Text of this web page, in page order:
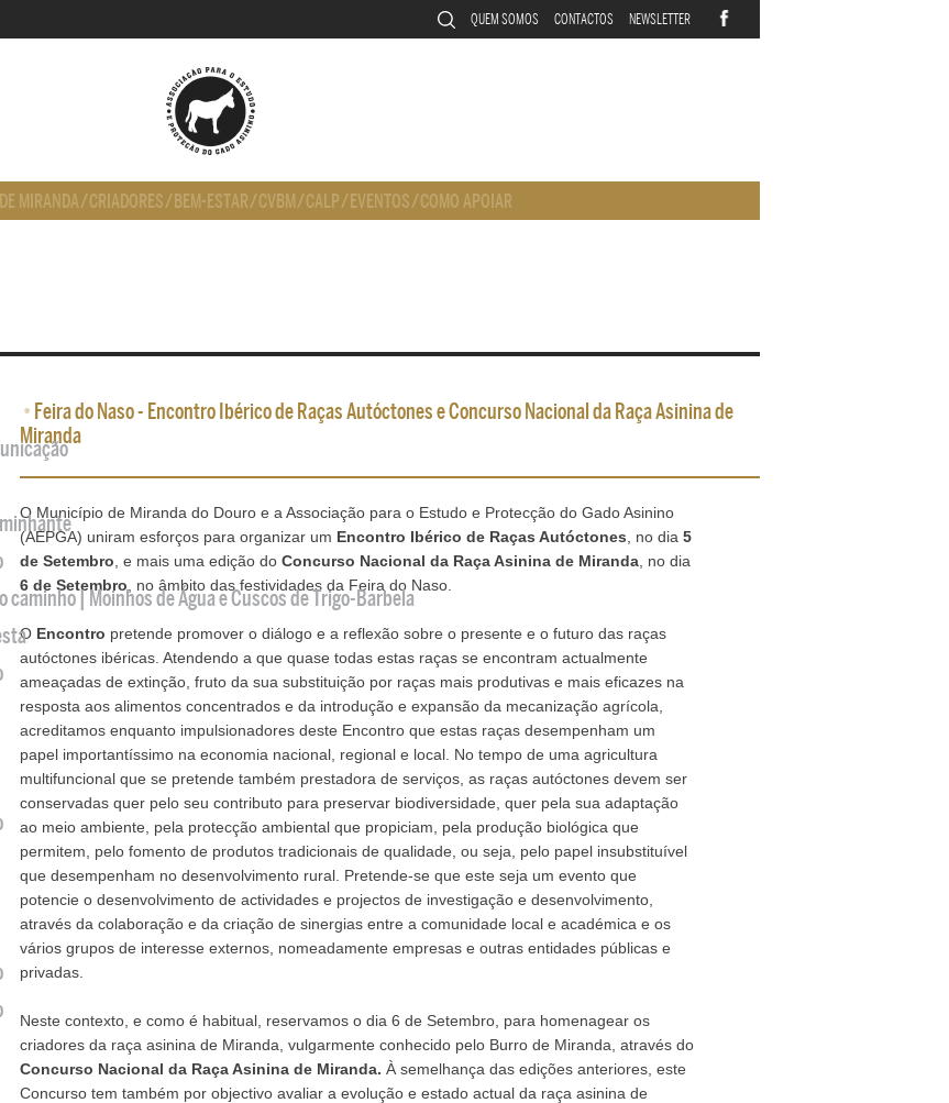
QUEM SOMOS CONTACTOS NEWSLETTER
MIRANDA/CRIADORES/ BEM-ESTAR/CVBM/CALP/ EVENTOS/COMO APOIAR
• Feira do Naso - Encontro Ibérico de Raças Autóctones e Concurso Nacional da Raça Asinina de
Miranda
O Município de Miranda do Douro e a Associação para o Estudo e Protecção do Gado Asinino
(AEPGA) uniram esforços para organizar um Encontro Ibérico de Raças Autóctones , no dia 5
de Setembro , e mais uma edição do Concurso Nacional da Raça Asinina de Miranda , no dia
6 de Setembro , no âmbito das festividades da Feira do Naso.
O Encontro pretende promover o diálogo e a reflexão sobre o presente e o futuro das raças
autóctones ibéricas. Atendendo a que quase todas estas raças se encontram actualmente
ameaçadas de extinção, fruto da sua substituição por raças mais produtivas e mais eficazes na
resposta aos alimentos concentrados e da introdução e expansão da mecanização agrícola,
acreditamos enquanto impulsionadores deste Encontro que estas raças desempenham um
papel importantíssimo na economia nacional, regional e local. No tempo de uma agricultura
multifuncional que se pretende também prestadora de serviços, as raças autóctones devem ser
conservadas quer pelo seu contributo para preservar biodiversidade, quer pela sua adaptação
ao meio ambiente, pela protecção ambiental que propiciam, pela produção biológica que
permitem, pelo fomento de produtos tradicionais de qualidade, ou seja, pelo papel insubstituível
que desempenham no desenvolvimento rural. Pretende-se que este seja um evento que
potencie o desenvolvimento de actividades e projectos de investigação e desenvolvimento,
através da colaboração e da criação de sinergias entre a comunidade local e académica e os
vários grupos de interesse externos, nomeadamente empresas e outras entidades públicas e
privadas.
Neste contexto, e como é habitual, reservamos o dia 6 de Setembro, para homenagear os
criadores da raça asinina de Miranda, vulgarmente conhecido pelo Burro de Miranda, através do
Concurso Nacional da Raça Asinina de Miranda. À semelhança das edições anteriores, este
Concurso tem também por objectivo avaliar a evolução e estado actual da raça asinina de
caminho | Moinhos de Água e Cuscos de Trigo-Barbela